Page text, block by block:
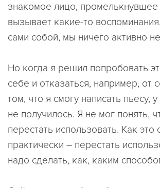
знакомое лицо, промелькнувшее
вызывает какие-то
сами собой, мы ничего активно
Но когда я решил попробовать
себе и отказаться, например, от
том, что я смогу написать пьесу,
не получилось. Я не мог понять,
перестать использовать. Как это
практически – перестать
надо сделать, как, каким